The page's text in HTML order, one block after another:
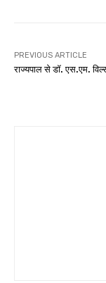
PREVIOUS ARTICLE
राज्यपाल से डॉ. एस.एम.